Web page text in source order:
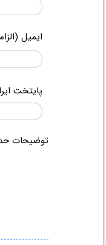
ایمیل
پایتخت
توضیحات حداقل